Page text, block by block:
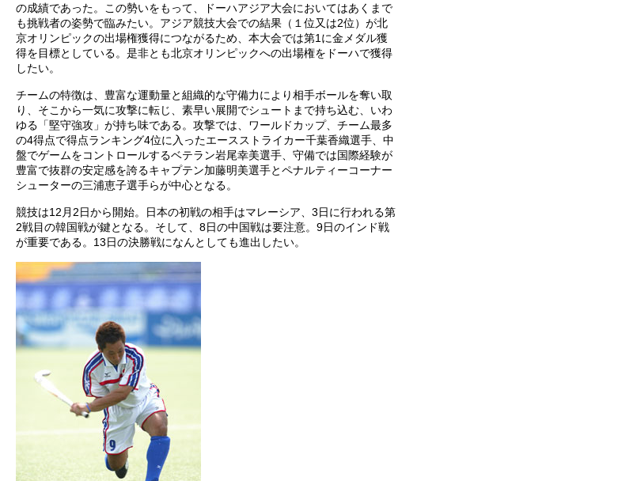
の成績であった。この勢いをもって、ドーハアジア大会においてはあくまで
も挑戦者の姿勢で臨みたい。アジア競技大会での結果（１位又は2位）が北
京オリンピックの出場権獲得につながるため、本大会では第1に金メダル獲
得を目標としている。是非とも北京オリンピックへの出場権をドーハで獲得
したい。
チームの特徴は、豊富な運動量と組織的な守備力により相手ボールを奪い取
り、そこから一気に攻撃に転じ、素早い展開でシュートまで持ち込む、いわ
ゆる「堅守強攻」が持ち味である。攻撃では、ワールドカップ、チーム最多
の4得点で得点ランキング4位に入ったエースストライカー千葉香織選手、中
盤でゲームをコントロールするベテラン岩尾幸美選手、守備では国際経験が
豊富で抜群の安定感を誇るキャプテン加藤明美選手とペナルティーコーナー
シューターの三浦恵子選手らが中心となる。
競技は12月2日から開始。日本の初戦の相手はマレーシア、3日に行われる第
2戦目の韓国戦が鍵となる。そして、8日の中国戦は要注意。9日のインド戦
が重要である。13日の決勝戦になんとしても進出したい。